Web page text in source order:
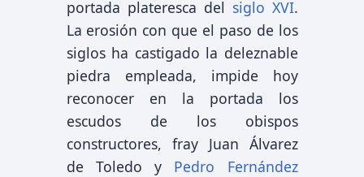
portada plateresca del siglo XVI.
La erosión con que el paso de los
siglos ha castigado la deleznable
piedra empleada, impide hoy
reconocer en la portada los
escudos de los obispos
constructores, fray Juan Álvarez
de Toledo y Pedro Fernández